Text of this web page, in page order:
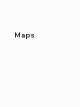
Maps